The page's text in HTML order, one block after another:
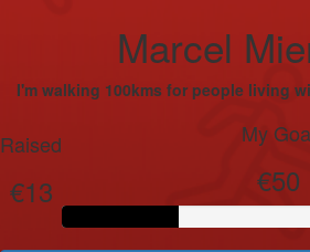
Marcel
I'm walking 100kms for people living
Raised
€13
My
€50